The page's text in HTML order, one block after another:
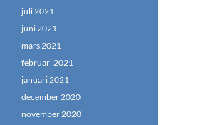
juli 2021
juni 2021
mars 2021
februari 2021
januari 2021
december 2020
november 2020